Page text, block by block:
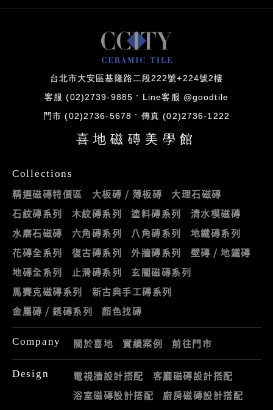
台北市大安區基隆路二段222號+224號2樓
客服 (02)2739-9885 Line客服 @goodtile
門市 (02)2736-5678 傳真 (02)2736-1222
喜地磁磚美學館
Collections
精選磁磚特價區 大板磚 / 薄板磚
大理石磁磚
石紋磚系列
木紋磚系列 塗料磚系列
清水模磁磚
水磨石磁磚
六角磚系列 八角磚系列
地鐵磚系列
花磚全系列
復古磚系列 外牆磚系列
壁磚 / 地鐵磚
地磚全系列
止滑磚系列
玄關磁磚系列
馬賽克磁磚系列
新古典手工磚系列
金屬磚 / 銹磚系列
顏色找磚
Company 關於喜地 實績案例 前往門市
Design 電視牆設計搭配
客廳磁磚設計搭配
浴室磁磚設計搭配
廚房磁磚設計搭配